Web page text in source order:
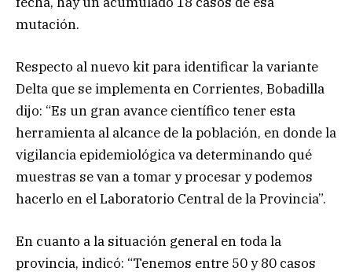
mutación.
Respecto al nuevo kit para identificar la variante
Delta que se implementa en Corrientes, Bobadilla
dijo: “Es un gran avance científico tener esta
herramienta al alcance de la población, en donde la
vigilancia epidemiológica va determinando qué
muestras se van a tomar y procesar y podemos
hacerlo en el Laboratorio Central de la Provincia”.
En cuanto a la situación general en toda la
provincia, indicó: “Tenemos entre 50 y 80 casos